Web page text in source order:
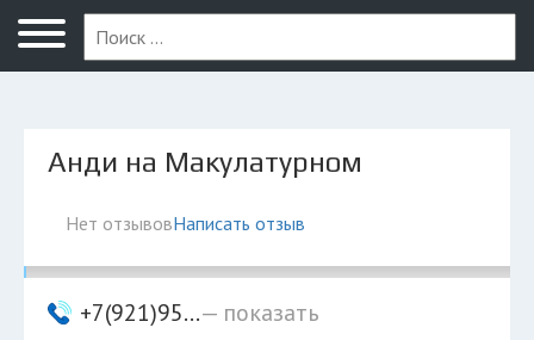
Санкт-Петербург
Анди на Макулатурном
Нет отзывовНаписать отзыв
+7(921)95...— показать